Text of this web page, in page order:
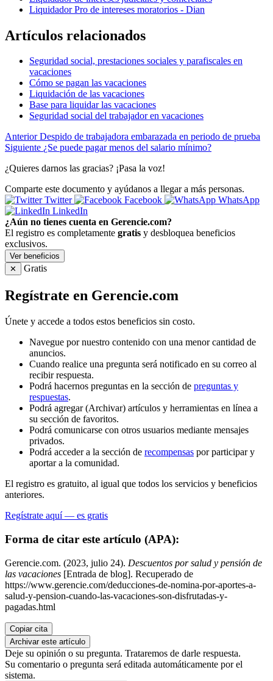
Liquidador Pro de intereses moratorios - Dian
Artículos relacionados
Seguridad social, prestaciones sociales y parafiscales en
vacaciones
Cómo se pagan las vacaciones
Liquidación de las vacaciones
Base para liquidar las vacaciones
Seguridad social del trabajador en vacaciones
Anterior Despido de trabajadora embarazada en periodo de prueba
Siguiente ¿Se puede pagar menos del salario mínimo?
¿Quieres darnos las gracias? ¡Pasa la voz!
Comparte este documento y ayúdanos a llegar a más personas.
Twitter
Facebook
WhatsApp
LinkedIn
¿Aún no tienes cuenta en Gerencie.com?
El registro es completamente gratis y desbloquea beneficios
exclusivos.
Ver beneficios
✕
Gratis
Regístrate en Gerencie.com
Únete y accede a todos estos beneficios sin costo.
Navegue por nuestro contenido con una menor cantidad de
anuncios.
Cuando realice una pregunta será notificado en su correo al
recibir respuesta.
Podrá hacernos preguntas en la sección de preguntas y
respuestas.
Podrá agregar (Archivar) artículos y herramientas en línea a
su sección de favoritos.
Podrá comunicarse con otros usuarios mediante mensajes
privados.
Podrá acceder a la sección de recompensas por participar y
aportar a la comunidad.
El registro es gratuito, al igual que todos los servicios y beneficios
anteriores.
Regístrate aquí — es gratis
Forma de citar este artículo (APA):
Gerencie.com. (2023, julio 24). Descuentos por salud y pensión de
las vacaciones [Entrada de blog]. Recuperado de
https://www.gerencie.com/deducciones-de-nomina-por-aportes-a-
salud-y-pension-cuando-las-vacaciones-son-disfrutadas-y-
pagadas.html
Copiar cita
Archivar este artículo
Deje su opinión o su pregunta. Trataremos de darle respuesta.
Su comentario o pregunta será editada automáticamente por el
sistema.